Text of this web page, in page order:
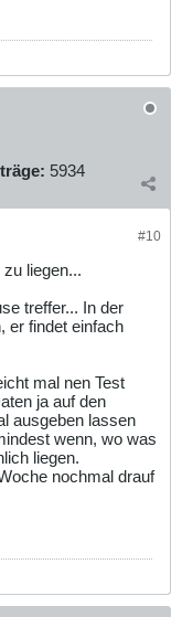
5934
#10
liegen...
treffer... In der
er findet einfach
mal nen Test
ja auf den
ausgeben lassen
wenn, wo was
liegen.
nochmal drauf